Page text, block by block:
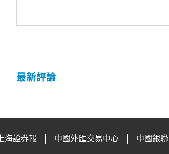
最新評論
上海證券報 中國外匯交易中心 中國銀聯